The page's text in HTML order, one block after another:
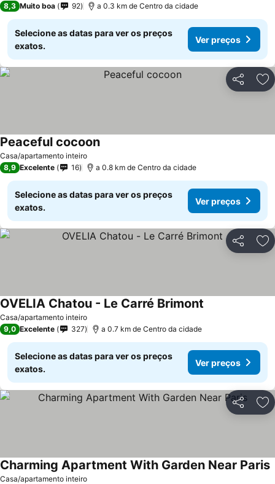
8,3 Muito boa 92 a 0.3 km de Centro da cidade
Selecione as datas para ver os preços
exatos.
Ver preços
Partilhar
Casa/apartamento inteiro
Peaceful cocoonVer preços
8,9 Excelente 16 a 0.8 km de Centro da cidade
Selecione as datas para ver os preços
exatos.
Ver preços
Partilhar
Casa/apartamento inteiro
OVELIA Chatou - Le Carré Brimont
9,0 Excelente 327 a 0.7 km de Centro da cidade
Selecione as datas para ver os preços
exatos.
Ver preços
Partilhar
Casa/apartamento inteiro
Charming Apartment With Garden Near Paris